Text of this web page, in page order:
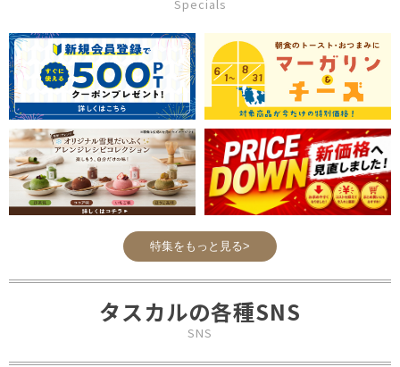
Specials
特集をもっと見る>
タスカルの各種SNS
SNS